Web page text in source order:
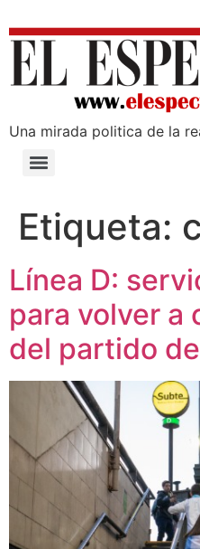
Una mirada poli­tica de la
Etiqueta:
Línea D:
para volver a
del partido